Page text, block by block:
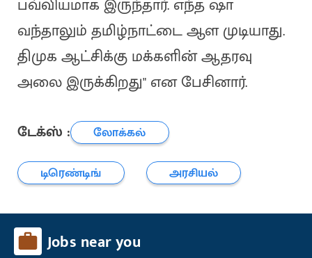
பவ்வியமாக இருந்தார். எந்த ஷா
வந்தாலும் தமிழ்நாட்டை ஆள முடியாது.
திமுக ஆட்சிக்கு மக்களின் ஆதரவு
அலை இருக்கிறது" என பேசினார்.
டேக்ஸ் :
லோக்கல்
டிரெண்டிங்
அரசியல்
Jobs near you